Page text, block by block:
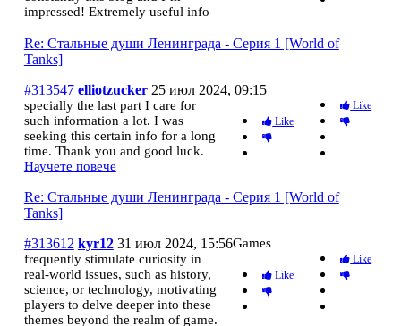
Re: Стальные души Ленинграда - Серия 1 [World of
Tanks]
#313547 elliotzucker 25 июл 2024, 09:15
Like
Like
Re: Стальные души Ленинграда - Серия 1 [World of
Tanks]
#313612 kyr12 31 июл 2024, 15:56
impressed! Extremely useful info
specially the last part I care for
such information a lot. I was
seeking this certain info for a long
time. Thank you and good luck.
Научете повече
Like
Like
Games
frequently stimulate curiosity in
real-world issues, such as history,
science, or technology, motivating
players to delve deeper into these
themes beyond the realm of game.